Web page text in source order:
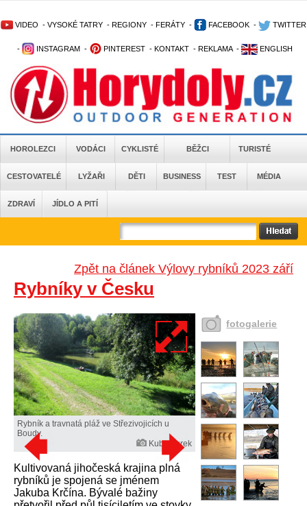
VIDEO - VYSOKÉ TATRY - REGIONY - FERÁTY - FACEBOOK - TWITTER
- INSTAGRAM - PINTEREST - KONTAKT - REKLAMA - ENGLISH
HOROLEZCI VODÁCI CYKLISTÉ BĚŽCI TURISTÉ
CESTOVATELÉ LYŽAŘI DĚTI BUSINESS TEST MÉDIA
ZDRAVÍ JÍDLO A PITÍ
Zpět na článek Výlovy rybníků 2023 září
Rybníky v Česku
Rybník a travnatá pláž ve Střezivojicích u
Boudy.
Kuba Turek
Kultivovaná jihočeská krajina plná
rybníků je spojená se jménem
Jakuba Krčína. Bývalé bažiny
fotogalerie